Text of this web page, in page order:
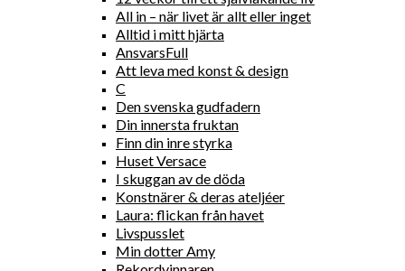
All in – när livet är allt eller inget
Alltid i mitt hjärta
AnsvarsFull
Att leva med konst & design
C
Den svenska gudfadern
Din innersta fruktan
Finn din inre styrka
Huset Versace
I skuggan av de döda
Konstnärer & deras ateljéer
Laura: flickan från havet
Livspusslet
Min dotter Amy